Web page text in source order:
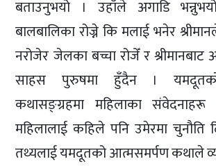
बताउनुभयो । उहाँले अगाडि
बालबालिका रोज्ने कि मलाई भनेर
नरोजेर जेलका बच्चा रोजेँ र
साहस पुरुषमा हुँदैन ।
कथासङ्ग्रहमा महिलाका
महिलालाई कहिले पनि उमेरमा चुनौति
तथ्यलाई यमदूतको आत्मसमर्पण कथाले